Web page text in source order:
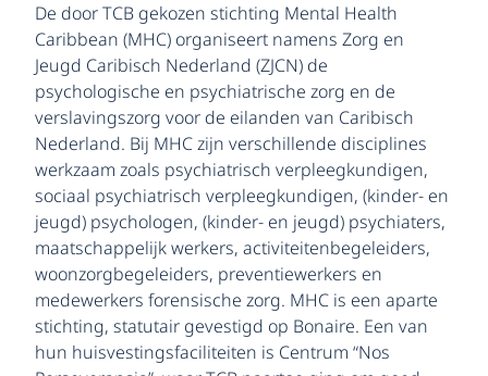
De door TCB gekozen stichting Mental Health
Caribbean (MHC) organiseert namens Zorg en
Jeugd Caribisch Nederland (ZJCN) de
psychologische en psychiatrische zorg en de
verslavingszorg voor de eilanden van Caribisch
Nederland. Bij MHC zijn verschillende disciplines
werkzaam zoals psychiatrisch verpleegkundigen,
sociaal psychiatrisch verpleegkundigen, (kinder- en
jeugd) psychologen, (kinder- en jeugd) psychiaters,
maatschappelijk werkers, activiteitenbegeleiders,
woonzorgbegeleiders, preventiewerkers en
medewerkers forensische zorg. MHC is een aparte
stichting, statutair gevestigd op Bonaire. Een van
hun huisvestingsfaciliteiten is Centrum “Nos